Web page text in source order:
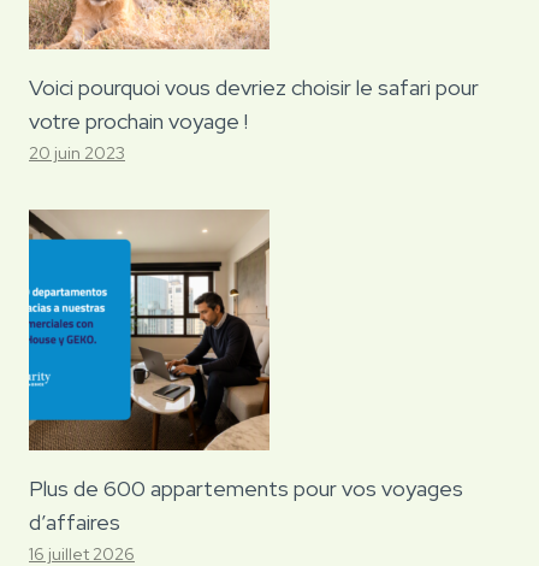
Voici pourquoi vous devriez choisir le safari pour
votre prochain voyage !
20 juin 2023
Plus de 600 appartements pour vos voyages
d’affaires
16 juillet 2026